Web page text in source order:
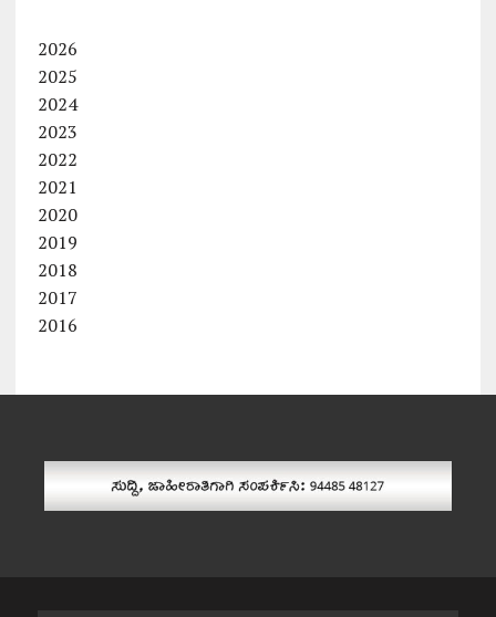
2026
2025
2024
2023
2022
2021
2020
2019
2018
2017
2016